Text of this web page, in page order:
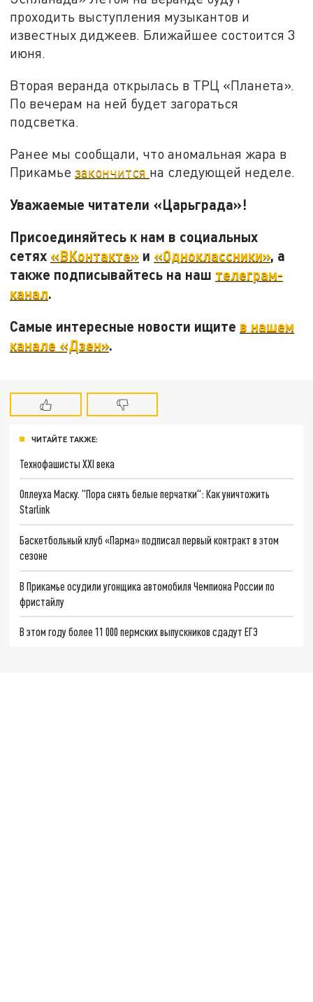
проходить выступления музыкантов и
известных диджеев. Ближайшее состоится 3
июня.
Вторая веранда открылась в ТРЦ «Планета».
По вечерам на ней будет загораться
подсветка.
Ранее мы сообщали, что аномальная жара в
Прикамьезакончится на следующей неделе.
Уважаемые читатели «Царьграда»!
Присоединяйтесь к нам в социальных
сетях «ВКонтакте» и «Одноклассники», а
также подписывайтесь на наш телеграм-
канал.
Самые интересные новости ищите в нашем
канале «Дзен».
ЧИТАЙТЕ ТАКЖЕ:
Технофашисты XXI века
Оплеуха Маску. "Пора снять белые перчатки": Как уничтожить
Starlink
Баскетбольный клуб «Парма» подписал первый контракт в этом
сезоне
В Прикамье осудили угонщика автомобиля Чемпиона России по
фристайлу
В этом году более 11 000 пермских выпускников сдадут ЕГЭ